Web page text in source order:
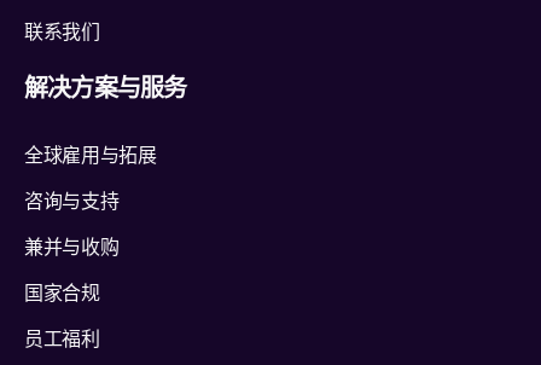
联系我们
解决方案与服务
全球雇用与拓展
咨询与支持
兼并与收购
国家合规
员工福利